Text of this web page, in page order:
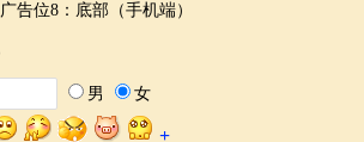
广告位8：底部（手机端）